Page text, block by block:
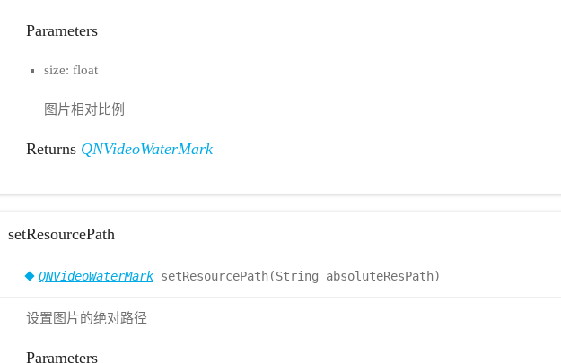
Parameters
size: float
图片相对比例
Returns QNVideoWaterMark
setResourcePath
QNVideoWaterMark setResourcePath(String absoluteResPath)
设置图片的绝对路径
Parameters